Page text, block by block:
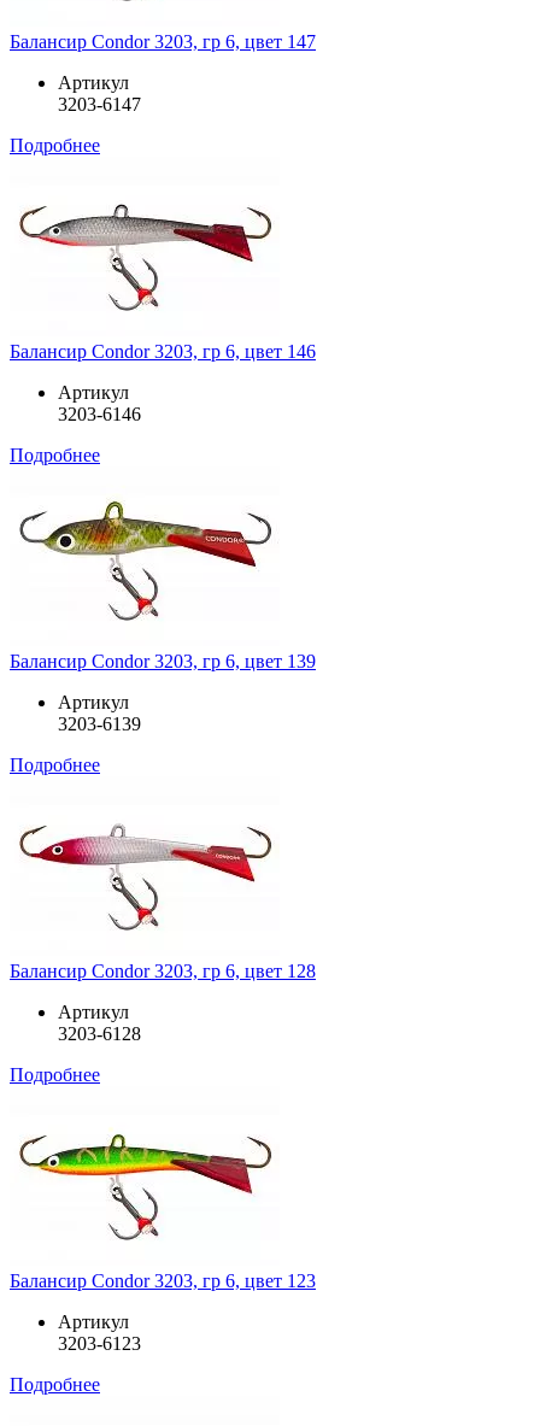
Балансир Condor 3203, гр 6, цвет 147
Артикул
3203-6147
Подробнее
Балансир Condor 3203, гр 6, цвет 146
Артикул
3203-6146
Подробнее
Балансир Condor 3203, гр 6, цвет 139
Артикул
3203-6139
Подробнее
Балансир Condor 3203, гр 6, цвет 128
Артикул
3203-6128
Подробнее
Балансир Condor 3203, гр 6, цвет 123
Артикул
3203-6123
Подробнее